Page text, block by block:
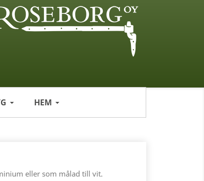
HEM
eller som målad till vit.